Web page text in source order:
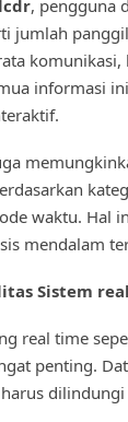
, pengguna
jumlah
informasi
waktu. Hal
mendalam
Sistem
real time
penting.
dilindungi